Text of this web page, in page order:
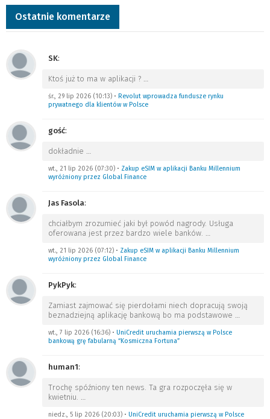
Ostatnie komentarze
SK:
Ktoś już to ma w aplikacji ? …
śr., 29 lip 2026 (10:13) • Revolut wprowadza fundusze rynku
prywatnego dla klientów w Polsce
gość:
dokładnie …
wt., 21 lip 2026 (07:30) • Zakup eSIM w aplikacji Banku Millennium
wyróżniony przez Global Finance
Jas Fasola:
chciałbym zrozumieć jaki był powód nagrody. Usługa
oferowana jest przez bardzo wiele banków. …
wt., 21 lip 2026 (07:12) • Zakup eSIM w aplikacji Banku Millennium
wyróżniony przez Global Finance
PykPyk:
Zamiast zajmować się pierdołami niech dopracują swoją
beznadziejną aplikację bankową bo ma podstawowe …
wt., 7 lip 2026 (16:36) • UniCredit uruchamia pierwszą w Polsce
bankową grę fabularną “Kosmiczna Fortuna”
human1:
Trochę spóźniony ten news. Ta gra rozpoczęła się w
kwietniu. …
niedz., 5 lip 2026 (20:03) • UniCredit uruchamia pierwszą w Polsce